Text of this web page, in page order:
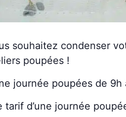
souhaitez condenser
poupées !
journée poupées de
tarif d’une journée